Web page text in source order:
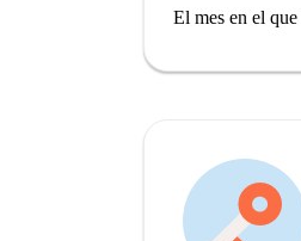
El mes en el